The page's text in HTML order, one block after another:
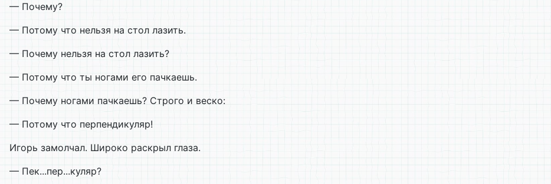
— Почему?
— Потому что нельзя на стол лазить.
— Почему нельзя на стол лазить?
— Потому что ты ногами его пачкаешь.
— Почему ногами пачкаешь? Строго и веско:
— Потому что перпендикуляр!
Игорь замолчал. Широко раскрыл глаза.
— Пек...пер...куляр?